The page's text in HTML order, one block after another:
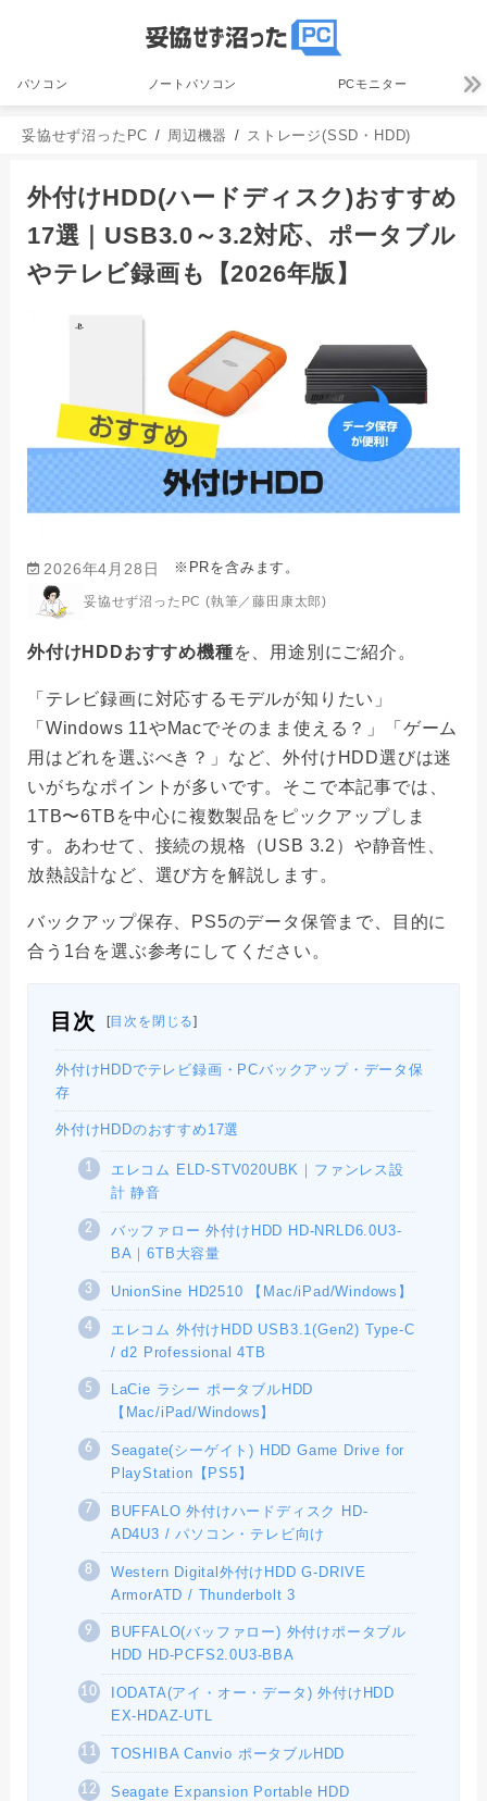
パソコン ノートパソコン PCモニター
妥協せず沼ったPC 周辺機器 ストレージ(SSD・HDD)
外付けHDD(ハードディスク)おすすめ
17選｜USB3.0～3.2対応、ポータブル
やテレビ録画も【2026年版】
2026年4月28日 ※PRを含みます。
妥協せず沼ったPC (執筆／藤田康太郎)
外付けHDDおすすめ機種を、用途別にご紹介。
「テレビ録画に対応するモデルが知りたい」
「Windows 11やMacでそのまま使える？」「ゲーム
用はどれを選ぶべき？」など、外付けHDD選びは迷
いがちなポイントが多いです。そこで本記事では、
1TB〜6TBを中心に複数製品をピックアップしま
す。あわせて、接続の規格（USB 3.2）や静音性、
放熱設計など、選び方を解説します。
バックアップ保存、PS5のデータ保管まで、目的に
合う1台を選ぶ参考にしてください。
目次 [目次を閉じる]
外付けHDDでテレビ録画・PCバックアップ・データ保
存
外付けHDDのおすすめ17選
エレコム ELD-STV020UBK｜ファンレス設
計 静音
バッファロー 外付けHDD HD-NRLD6.0U3-
BA｜6TB大容量
UnionSine HD2510 【Mac/iPad/Windows】
エレコム 外付けHDD USB3.1(Gen2) Type-C
/ d2 Professional 4TB
LaCie ラシー ポータブルHDD
【Mac/iPad/Windows】
Seagate(シーゲイト) HDD Game Drive for
PlayStation【PS5】
BUFFALO 外付けハードディスク HD-
AD4U3 / パソコン・テレビ向け
Western Digital外付けHDD G-DRIVE
ArmorATD / Thunderbolt 3
BUFFALO(バッファロー) 外付けポータブル
HDD HD-PCFS2.0U3-BBA
IODATA(アイ・オー・データ) 外付けHDD
EX-HDAZ-UTL
TOSHIBA Canvio ポータブルHDD
Seagate Expansion Portable HDD